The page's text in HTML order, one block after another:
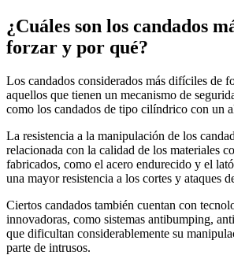
¿Cuáles son los candados
forzar y por qué?
Los candados considerados más difíciles de
aquellos que tienen un mecanismo de
como los candados de tipo cilíndrico con un
La resistencia a la manipulación de los
relacionada con la calidad de los materiales
fabricados, como el acero endurecido y el
una mayor resistencia a los cortes y ataques
Ciertos candados también cuentan con
innovadoras, como sistemas antibumping,
que dificultan considerablemente su
parte de intrusos.